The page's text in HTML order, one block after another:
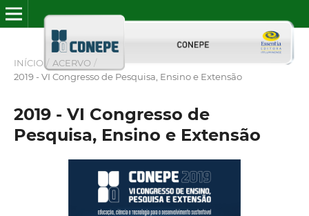
INÍCIO / ACERVO /
2019 - VI Congresso de Pesquisa, Ensino e Extensão
2019 - VI Congresso de
Pesquisa, Ensino e Extensão